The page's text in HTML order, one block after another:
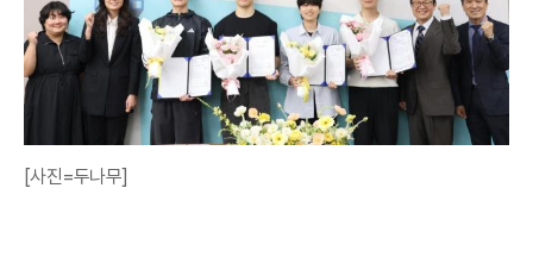
[사진=두나무]